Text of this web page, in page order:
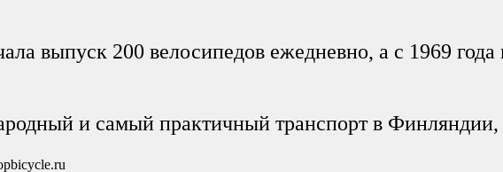
выпуск 200 велосипедов ежедневно, а с 1969
и самый практичный транспорт в Финляндии,